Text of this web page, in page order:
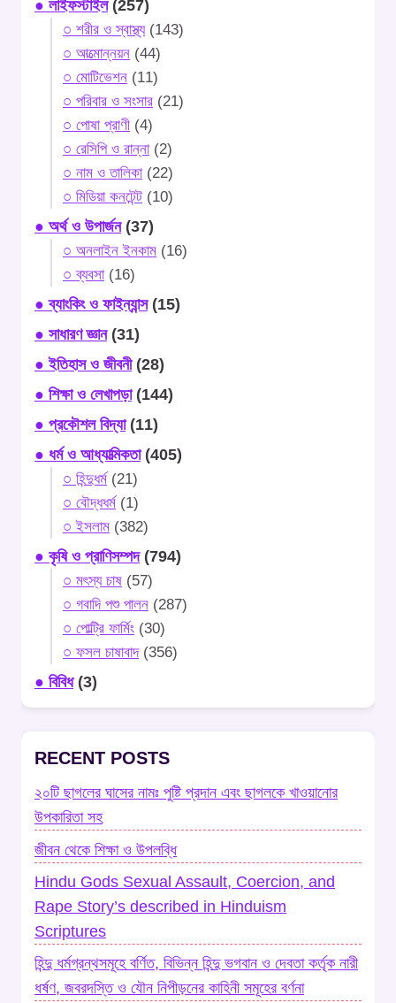
● লাইফস্টাইল(257)
○ শরীর ও স্বাস্থ্য(143)
○ আত্মোন্নয়ন (44)
○ মোটিভেশন (11)
○ পরিবার ও সংসার (21)
○ পোষা প্রাণী (4)
○ রেসিপি ও রান্না(2)
○ নাম ও তালিকা(22)
○ মিডিয়া কনটেন্ট (10)
● অর্থ ও উপার্জন(37)
○ অনলাইন ইনকাম (16)
○ ব্যবসা(16)
● ব্যাংকিং ও ফাইন্যান্স(15)
● সাধারণ জ্ঞান(31)
● ইতিহাস ও জীবনী(28)
● শিক্ষা ও লেখাপড়া(144)
● প্রকৌশল বিদ্যা(11)
● ধর্ম ও আধ্যাত্মিকতা(405)
○ হিন্দুধর্ম (21)
○ বৌদ্ধধর্ম (1)
○ ইসলাম (382)
● কৃষি ও প্রাণিসম্পদ(794)
○ মৎস্য চাষ (57)
○ গবাদি পশু পালন (287)
○ পোল্ট্রি ফার্মিং (30)
○ ফসল চাষাবাদ(356)
● বিবিধ(3)
RECENT POSTS
২০টি ছাগলের ঘাসের নামঃ পুষ্টি প্রদান এবং ছাগলকে খাওয়ানোর
উপকারিতা সহ
জীবন থেকে শিক্ষা ও উপলব্ধি
Hindu Gods Sexual Assault, Coercion, and
Rape Story’s described in Hinduism
Scriptures
হিন্দু ধর্মগ্রন্থসমূহে বর্ণিত, বিভিন্ন হিন্দু ভগবান ও দেবতা কর্তৃক নারী
ধর্ষণ, জবরদস্তি ও যৌন নিপীড়নের কাহিনী সমূহের বর্ণনা